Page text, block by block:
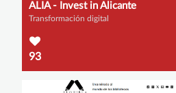
ALIA - Invest in Alicante
Transformación digital
93